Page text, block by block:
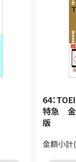
64：
特急 金
版
金額小計